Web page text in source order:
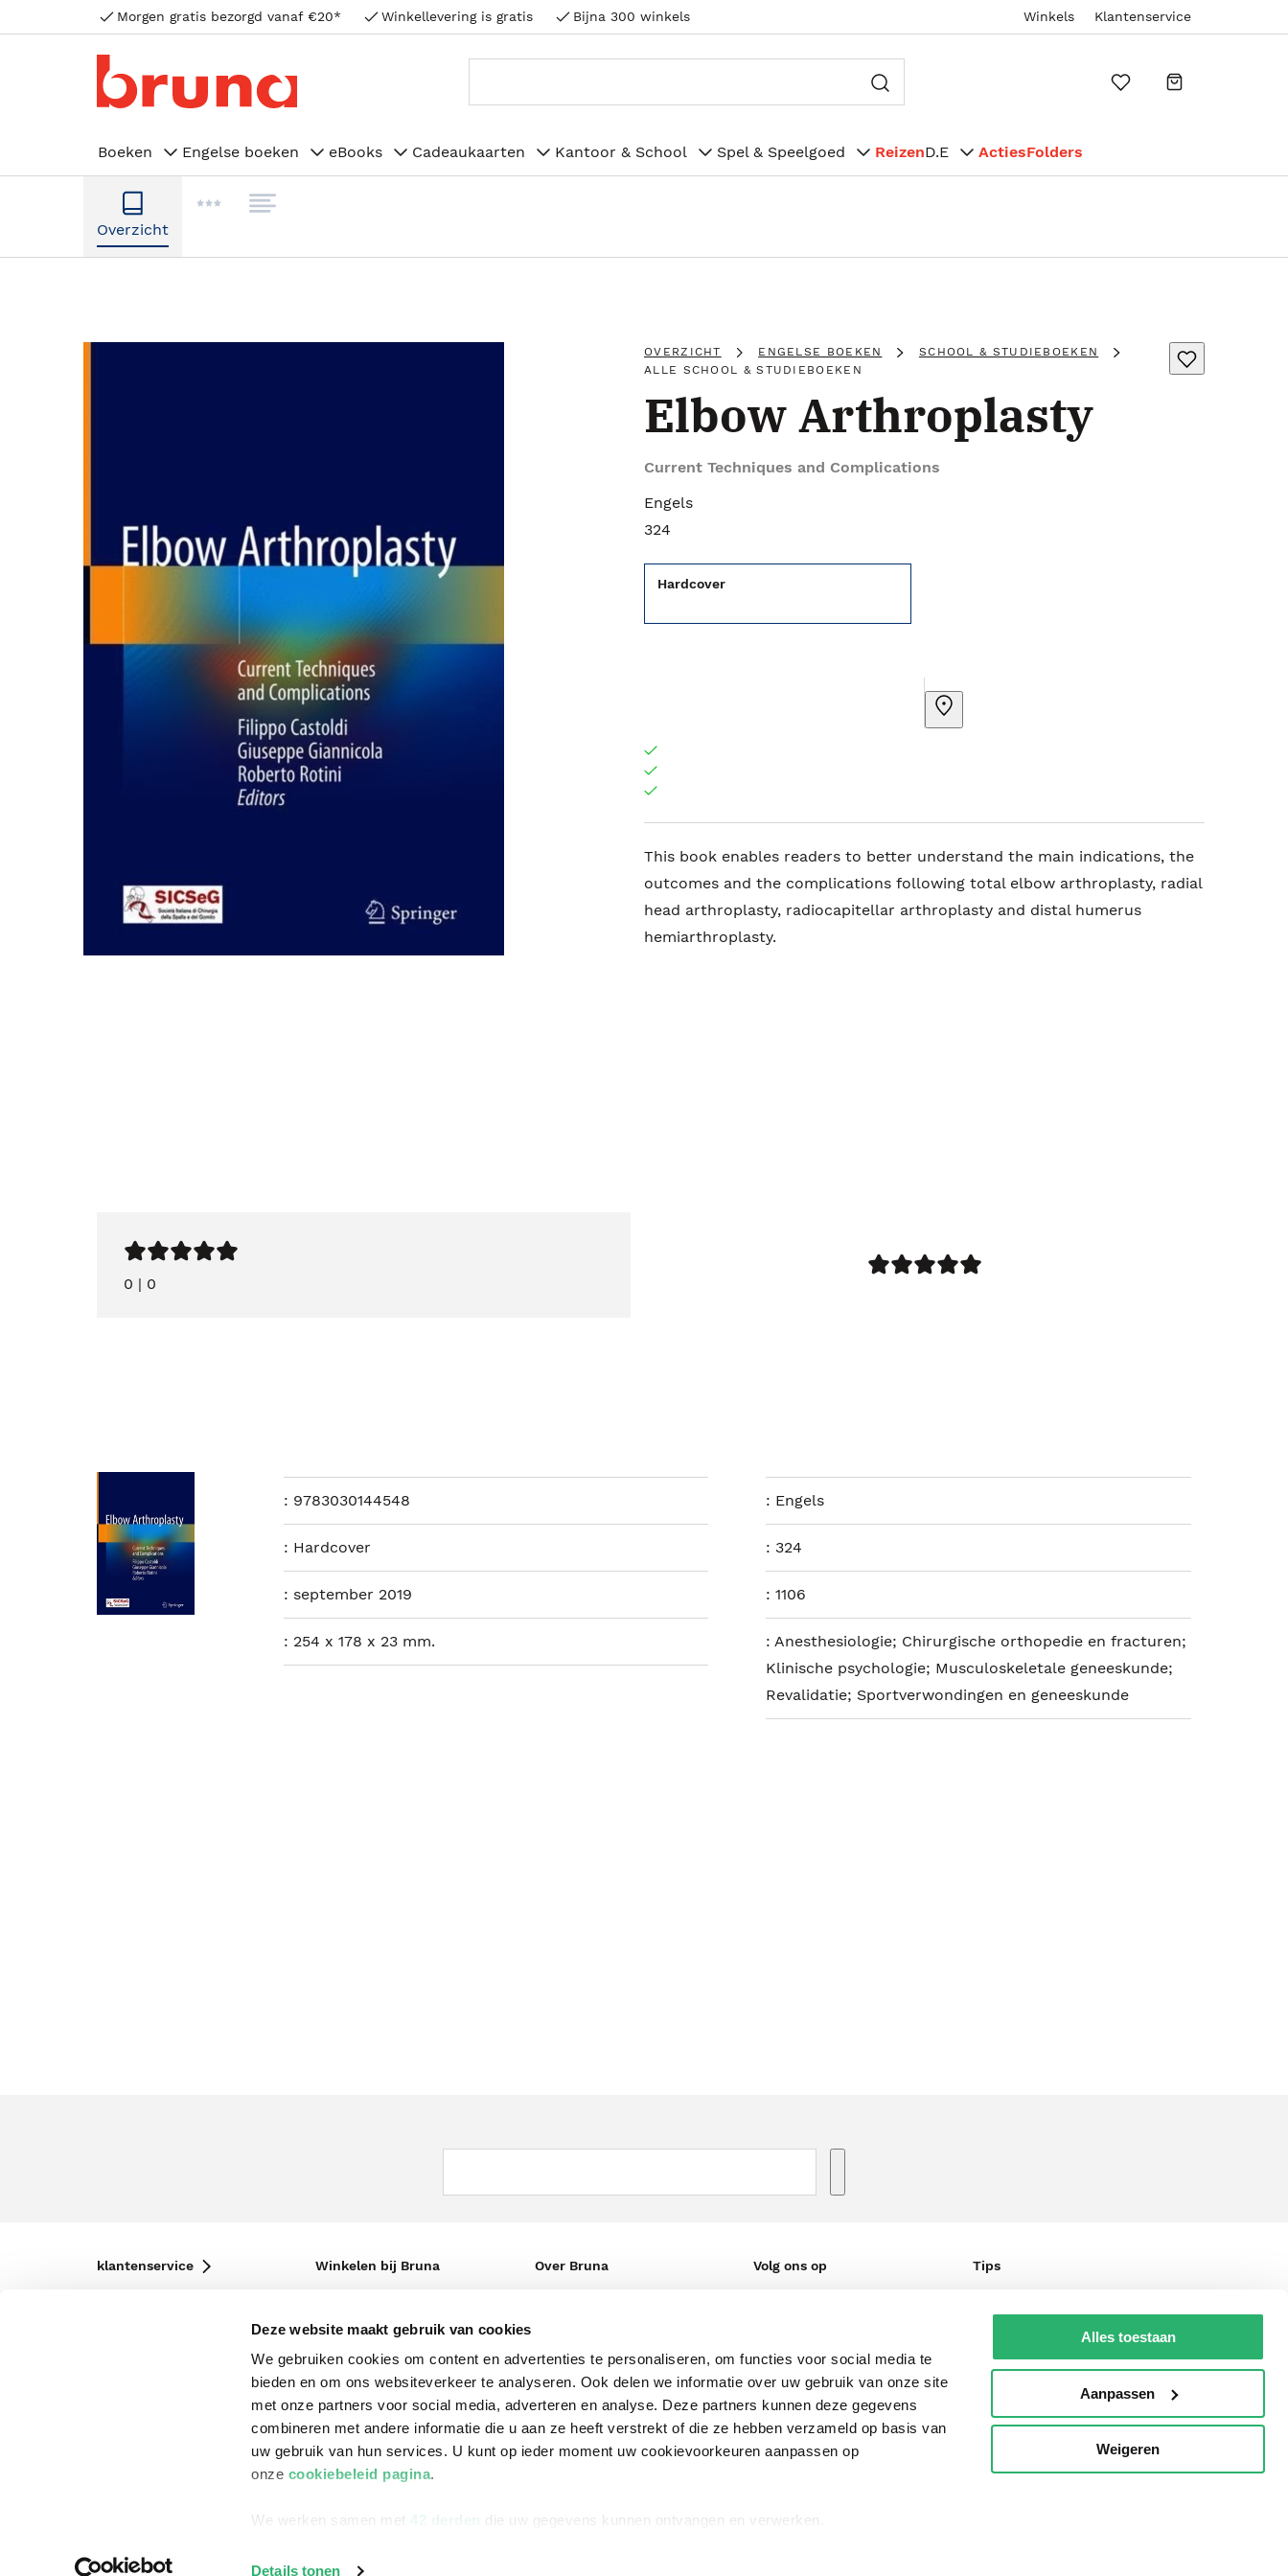
Deze website maakt gebruik van cookies
We gebruiken cookies om content en advertenties te personaliseren, om functies voor social media te
bieden en om ons websiteverkeer te analyseren. Ook delen we informatie over uw gebruik van onze site
met onze partners voor social media, adverteren en analyse. Deze partners kunnen deze gegevens
combineren met andere informatie die u aan ze heeft verstrekt of die ze hebben verzameld op basis van
uw gebruik van hun services. U kunt op ieder moment uw cookievoorkeuren aanpassen op
onze cookiebeleid pagina.
We werken samen met 42 derden die uw gegevens kunnen ontvangen en verwerken.
Details tonen
Alles toestaan
Aanpassen
Weigeren
Morgen gratis bezorgd vanaf €20* Winkellevering is gratis Bijna 300 winkels Winkels Klantenservice
Boeken Engelse boeken eBooks Cadeaukaarten Kantoor & School Spel & Speelgoed ReizenD.E ActiesFolders
Overzicht
OVERZICHT ENGELSE BOEKEN
SCHOOL & STUDIEBOEKEN
ALLE SCHOOL & STUDIEBOEKEN
Elbow Arthroplasty
Current Techniques and Complications
Engels
324
Hardcover
This book enables readers to better understand the main indications, the
outcomes and the complications following total elbow arthroplasty, radial
head arthroplasty, radiocapitellar arthroplasty and distal humerus
hemiarthroplasty.
0 | 0
: 9783030144548 : Engels
: Hardcover :324
: september 2019 :1106
: 254 x 178 x 23 mm. :Anesthesiologie; Chirurgische orthopedie en fracturen;
Klinische psychologie; Musculoskeletale geneeskunde;
Revalidatie; Sportverwondingen en geneeskunde
klantenservice
Annuleren & Retourneren
Winkelen bij Bruna
Assortiment in de winkel
Cadeaukaarten
Cadeauboxen
Staatsloterij
ING Servicepunten
Over Bruna
Ondernemer worden
De voordelen van Bruna
Responsible Disclosure
Statement
Discriminerende boeken
Volg ons op
Instagram
Tips
Kinderboekenweek
Boekenbon
De Nationale Voorleesdagen
Wet op de Vaste Boekenprijs